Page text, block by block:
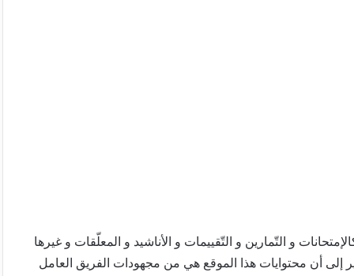
و التّمارين و التّقييمات و الأناشيد و المعلّقات و غيرها
إلى أن محتوايات هذا الموقع هي من مجهودات الفريق العامل